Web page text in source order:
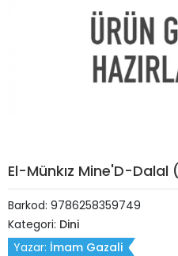
El-Münkız Mine'D-
Barkod: 9786258359749
Kategori: Dini
Yazar: İmam Gazali